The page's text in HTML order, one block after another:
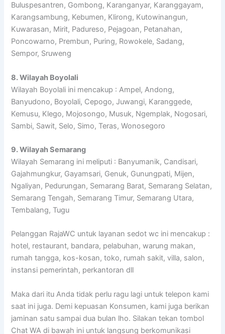
Buluspesantren, Gombong, Karanganyar, Karanggayam,
Karangsambung, Kebumen, Klirong, Kutowinangun,
Kuwarasan, Mirit, Padureso, Pejagoan, Petanahan,
Poncowarno, Prembun, Puring, Rowokele, Sadang,
Sempor, Sruweng
8. Wilayah Boyolali
Wilayah Boyolali ini mencakup : Ampel, Andong,
Banyudono, Boyolali, Cepogo, Juwangi, Karanggede,
Kemusu, Klego, Mojosongo, Musuk, Ngemplak, Nogosari,
Sambi, Sawit, Selo, Simo, Teras, Wonosegoro
9. Wilayah Semarang
Wilayah Semarang ini meliputi : Banyumanik, Candisari,
Gajahmungkur, Gayamsari, Genuk, Gunungpati, Mijen,
Ngaliyan, Pedurungan, Semarang Barat, Semarang Selatan,
Semarang Tengah, Semarang Timur, Semarang Utara,
Tembalang, Tugu
Pelanggan RajaWC untuk layanan sedot wc ini mencakup :
hotel, restaurant, bandara, pelabuhan, warung makan,
rumah tangga, kos-kosan, toko, rumah sakit, villa, salon,
instansi pemerintah, perkantoran dll
Maka dari itu Anda tidak perlu ragu lagi untuk telepon kami
saat ini juga. Demi kepuasan Konsumen, kami juga berikan
jaminan satu sampai dua bulan lho. Silakan tekan tombol
Chat WA di bawah ini untuk langsung berkomunikasi